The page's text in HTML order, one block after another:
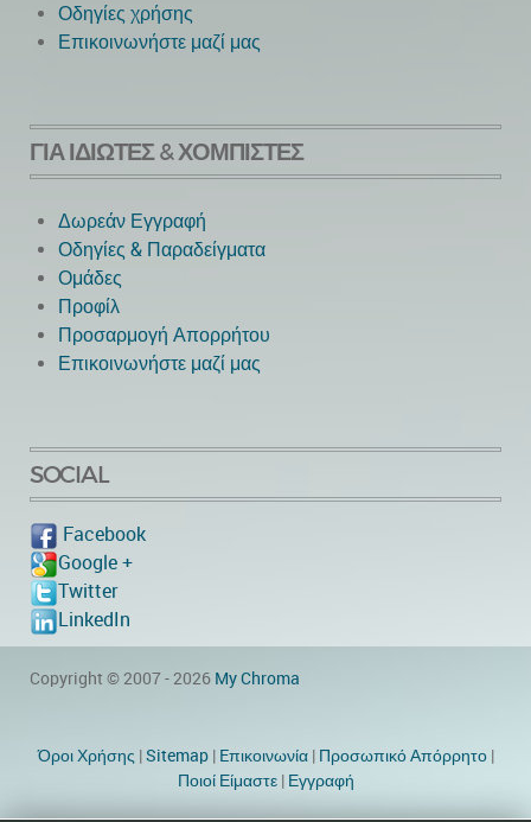
Οδηγίες χρήσης
Επικοινωνήστε μαζί μας
ΓΙΑ ΙΔΙΏΤΕΣ & ΧΟΜΠΊΣΤΕΣ
Δωρεάν Εγγραφή
Οδηγίες & Παραδείγματα
Ομάδες
Προφίλ
Προσαρμογή Απορρήτου
Επικοινωνήστε μαζί μας
SOCIAL
Facebook
Google +
Twitter
LinkedIn
Copyright © 2007 - 2026 My Chroma
Όροι Χρήσης |Sitemap| Eπικοινωνία| Προσωπικό Απόρρητο|
Ποιοί Είμαστε| Εγγραφή